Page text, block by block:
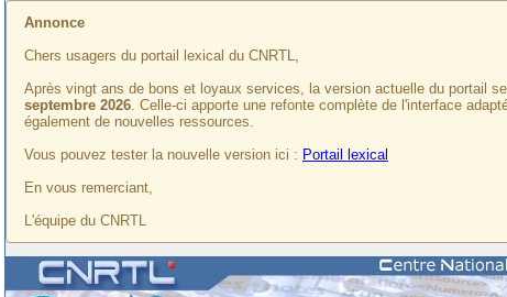
Annonce
Chers usagers du portail lexical du CNRTL,
Après vingt ans de bons et loyaux services, la version actuelle du portail
septembre 2026. Celle-ci apporte une refonte complète de l'interface
également de nouvelles ressources.
Vous pouvez tester la nouvelle version ici : Portail lexical
En vous remerciant,
L'équipe du CNRTL